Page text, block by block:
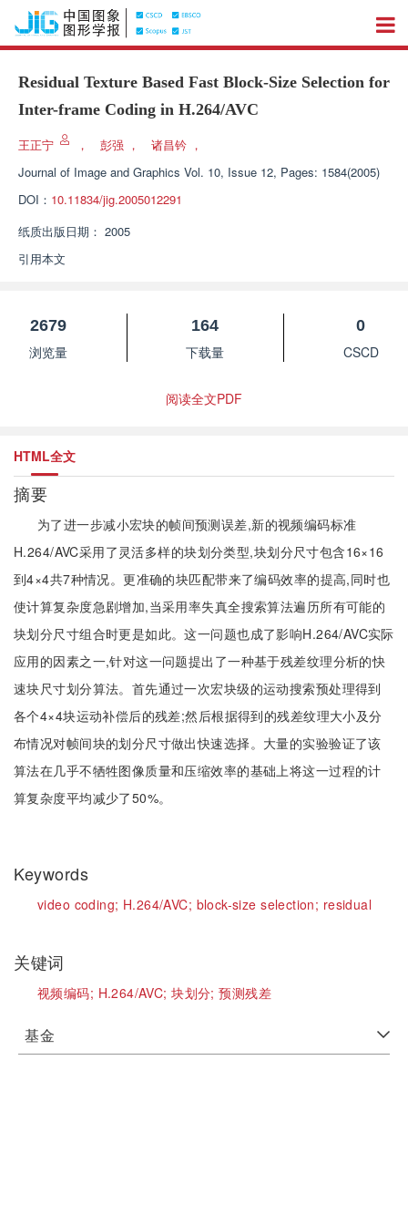
Residual Texture Based Fast Block-Size Selection for
Inter-frame Coding in H.264/AVC
王正宁 ， 彭强 ， 诸昌钤 ，
Journal of Image and Graphics Vol. 10, Issue 12, Pages: 1584(2005)
DOI： 10.11834/jig.2005012291
纸质出版日期： 2005
引用本文
2679
浏览量
164
下载量
0
CSCD
阅读全文PDF
HTML全文
摘要
为了进一步减小宏块的帧间预测误差,新的视频编码标准
H.264/AVC采用了灵活多样的块划分类型,块划分尺寸包含16×16
到4×4共7种情况。更准确的块匹配带来了编码效率的提高,同时也
使计算复杂度急剧增加,当采用率失真全搜索算法遍历所有可能的
块划分尺寸组合时更是如此。这一问题也成了影响H.264/AVC实际
应用的因素之一,针对这一问题提出了一种基于残差纹理分析的快
速块尺寸划分算法。首先通过一次宏块级的运动搜索预处理得到
各个4×4块运动补偿后的残差;然后根据得到的残差纹理大小及分
布情况对帧间块的划分尺寸做出快速选择。大量的实验验证了该
算法在几乎不牺牲图像质量和压缩效率的基础上将这一过程的计
算复杂度平均减少了50%。
Keywords
video coding; H.264/AVC; block-size selection; residual
关键词
视频编码; H.264/AVC;块划分;预测残差
基金